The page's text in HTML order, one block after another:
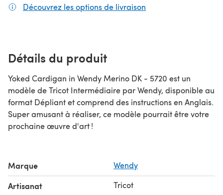
Découvrez les options de livraison
Détails du produit
Yoked Cardigan in Wendy Merino DK - 5720 est un
modèle de Tricot Intermédiaire par Wendy, disponible au
format Dépliant et comprend des instructions en Anglais.
Super amusant à réaliser, ce modèle pourrait être votre
prochaine œuvre d'art !
Marque Wendy
Artisanat Tricot